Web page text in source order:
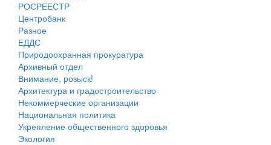
Городское поселение
Сельские поселения
РОСРЕЕСТР
Центробанк
Разное
ЕДДС
Природоохранная прокуратура
Архивный отдел
Внимание, розыск!
Архитектура и градостроительство
Некоммерческие организации
Национальная политика
Укрепление общественного здоровья
Экология